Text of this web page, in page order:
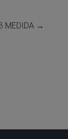
MEDIDA →